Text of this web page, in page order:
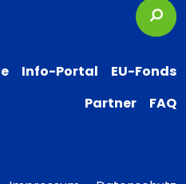
Info-Portal
EU-Fonds
Partner
FAQ